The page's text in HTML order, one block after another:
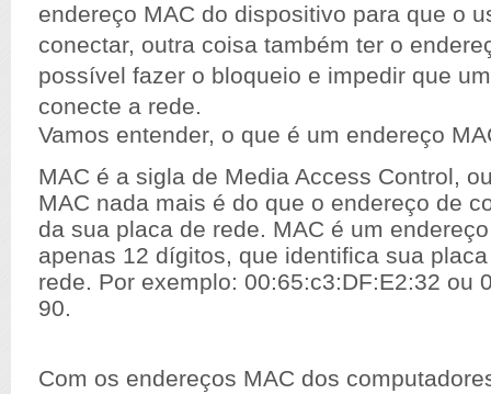
endereço MAC do dispositivo para que o
conectar, outra coisa também ter o
possível fazer o bloqueio e impedir que
conecte a rede.
Vamos entender, o que é um endereço
MAC é a sigla de Media Access Control,
MAC nada mais é do que o endereço de
da sua placa de rede. MAC é um
apenas 12 dígitos, que identifica sua
rede. Por exemplo: 00:65:c3:DF:E2:32 ou
90.
Com os endereços MAC dos